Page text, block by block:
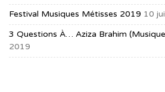
Festival Musiques Métisses 2019 10
3 Questions À… Aziza Brahim
2019